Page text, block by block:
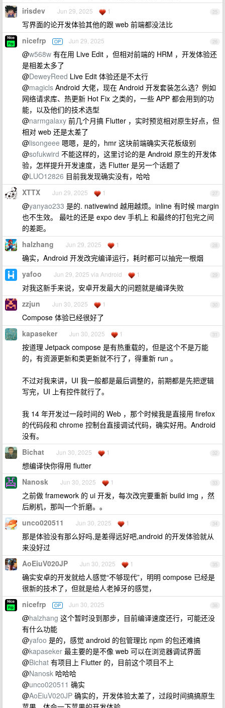
25
irisdev Jun 29, 2025 1
写界面的论开发体验其他的跟 web 前端都没法比
26
nicefrp OP Jun 29, 2025
@w568w 有在用 Live Edit ，但相对前端的 HRM ，开发体验还
是相差太多了
@DeweyReed Live Edit 体验还是不太行
@magicls Android 大佬，现在 Android 开发套装怎么选？例如
网络请求库、热更新 Hot Fix 之类的，一些 APP 都会用到的功
能，以及他们的技术选型
@narmgalaxy 前几个月搞 Flutter ，实时预览相对原生好点，但
相对 web 还是太差了
@lisongeee 嗯嗯，是的，hmr 这块前端确实天花板级别
@sofukwird 不能这样的，这里讨论的是 Android 原生的开发体
验，怎样提升开发速度，选 Flutter 是另一个话题了
@LUO12826 目前我发现确实没有，哈哈
27
XTTX Jun 29, 2025 1
@yanyao233 是的. nativewind 越用越烦。inline 有时候 margin
也不生效。 最吐的还是 expo dev 手机上 和最终的打包完之间
的差距。
28
halzhang Jun 29, 2025 1
确实，Android 开发改完编译运行，耗时都可以抽完一根烟
29
yafoo Jun 29, 2025 via Android 1
对我这新手来说，安卓开发最大的问题就是编译失败
30
zzjun Jun 30, 2025 1
Compose 体验已经很好了
31
kapaseker Jun 30, 2025 1
按道理 Jetpack compose 是有热重载的，但是这个不是万能
的，有资源更新和类更新就不行了，得重新 run 。
不过对我来讲，UI 我一般都是最后调整的，前期都是先把逻辑
写完，UI 上有控件就行了。
我 14 年开发过一段时间的 Web ，那个时候我是直接用 firefox
的代码段和 chrome 控制台直接调试代码，确实好用。Android
没有。
32
Bichat Jun 30, 2025 1
想编译快你得用 flutter
33
Nanosk Jun 30, 2025 1
之前做 framework 的 ui 开发，每次改完要重新 build img ，然
后刷机，那叫一个折磨。。
34
unco020511 Jun 30, 2025 1
那是体验没有那么好吗,是差得远好吧,android 的开发体验就从
来没好过
35
AoEiuV020JP Jun 30, 2025 1
确实安卓的开发就给人感觉“不够现代”，明明 compose 已经是
很新的技术了，但就是给人老掉牙的感觉，
36
nicefrp OP Jun 30, 2025
@halzhang 这个暂时没到那步，目前编译速度还行，可能还没
有什么功能
@yafoo 是的，感觉 android 的包管理比 npm 的包还难搞
@kapaseker 最主要的是不像 web 可以在浏览器调试界面
@Bichat 有项目上 Flutter 的，目前这个项目不上
@Nanosk 哈哈哈
@unco020511 确实
@AoEiuV020JP 确实的，开发体验太差了，过段时间搞搞原生